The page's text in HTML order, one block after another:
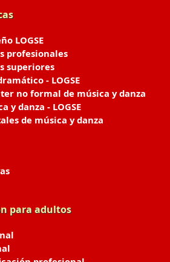
LOGSE
profesionales
superiores
- LOGSE
no formal de música y danza
y danza - LOGSE
de música y danza
para adultos